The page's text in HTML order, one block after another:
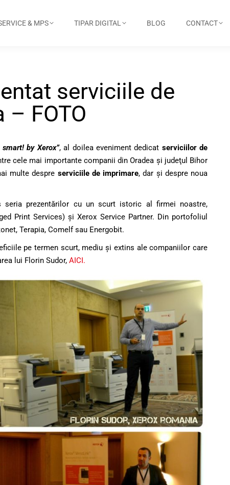
& MPS TIPAR DIGITAL BLOG CONTACT
serviciile de
FOTO
smart! by Xerox”, al doilea eveniment dedicat serviciilor de
cele mai importante companii din Oradea şi judeţul Bihor
multe despre serviciile de imprimare, dar şi despre noua
seria prezentărilor cu un scurt istoric al firmei noastre,
Print Services) şi Xerox Service Partner. Din portofoliul
Terapia, Comelf sau Energobit.
pe termen scurt, mediu şi extins ale companiilor care
lui Florin Sudor, AICI.